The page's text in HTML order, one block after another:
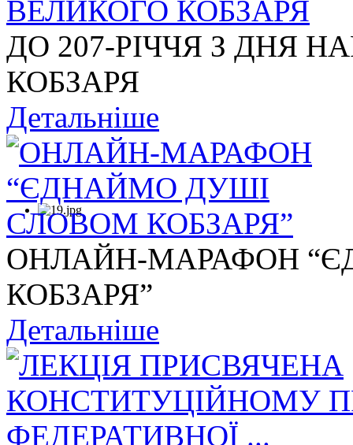
ДО 207-РІЧЧЯ З ДНЯ
КОБЗАРЯ
Детальніше
ОНЛАЙН-МАРАФОН
КОБЗАРЯ”
Детальніше